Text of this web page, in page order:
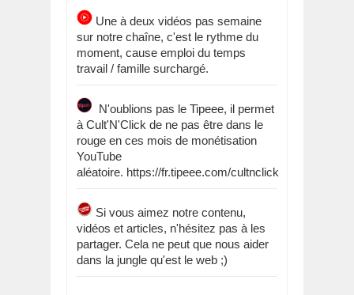
Une à deux vidéos pas semaine
sur notre chaîne, c'est le rythme du
moment, cause emploi du temps
travail / famille surchargé.
N'oublions pas le Tipeee, il permet
à Cult'N'Click de ne pas être dans le
rouge en ces mois de monétisation
YouTube
aléatoire. https://fr.tipeee.com/cultnclick
Si vous aimez notre contenu,
vidéos et articles, n'hésitez pas à les
partager. Cela ne peut que nous aider
dans la jungle qu'est le web ;)